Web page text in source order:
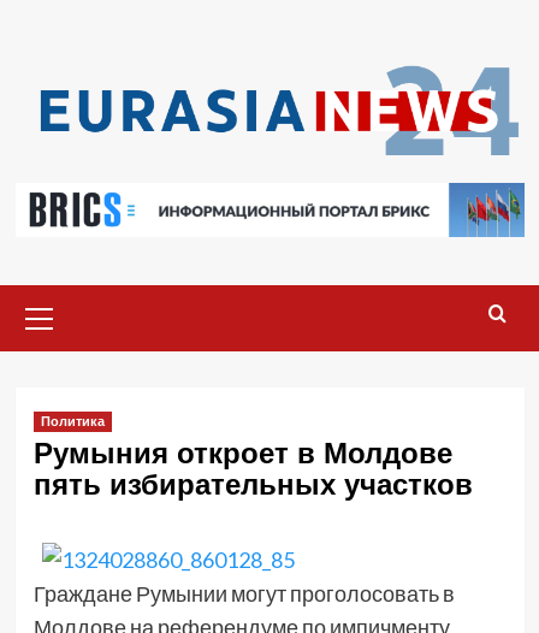
меню
Политика
Румыния откроет в Молдове
пять избирательных участков
Граждане Румынии могут проголосовать в
Молдове на референдуме по импичменту